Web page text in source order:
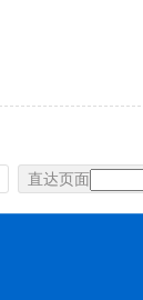
直达页面